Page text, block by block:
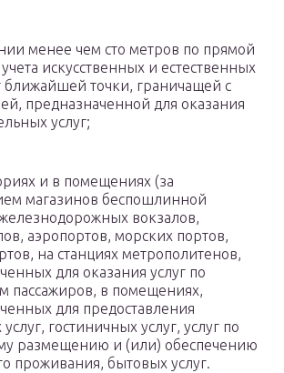
менее чем сто метров по прямой
искусственных и естественных
ближайшей точки, граничащей с
предназначенной для оказания
услуг;
и в помещениях (за
магазинов беспошлинной
вокзалов,
аэропортов, морских портов,
на станциях метрополитенов,
для оказания услуг по
пассажиров, в помещениях,
для предоставления
гостиничных услуг, услуг по
размещению и (или) обеспечению
проживания, бытовых услуг.